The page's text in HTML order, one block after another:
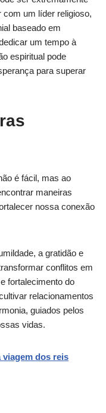
um líder religioso,
baseado em
um tempo à
espiritual pode
para superar
é fácil, mas ao
maneiras
nossa conexão
a gratidão e
conflitos em
fortalecimento do
relacionamentos
guiados pelos
vidas.
dos reis